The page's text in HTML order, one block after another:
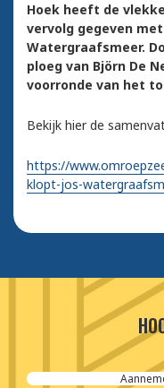
Hoek heeft de
vervolg gegeven met
Watergraafsmeer.
ploeg van Björn De
voorronde van het
Bekijk hier de
https://
klopt-jos-